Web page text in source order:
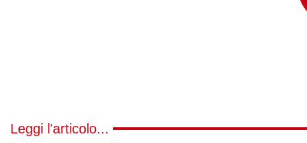
Leggi l'articolo...